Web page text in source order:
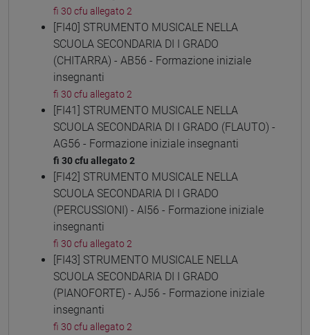
fi 30 cfu allegato 2
[FI40] STRUMENTO MUSICALE NELLA
SCUOLA SECONDARIA DI I GRADO
(CHITARRA) - AB56 - Formazione iniziale
insegnanti
fi 30 cfu allegato 2
[FI41] STRUMENTO MUSICALE NELLA
SCUOLA SECONDARIA DI I GRADO (FLAUTO) -
AG56 - Formazione iniziale insegnanti
fi 30 cfu allegato 2
[FI42] STRUMENTO MUSICALE NELLA
SCUOLA SECONDARIA DI I GRADO
(PERCUSSIONI) - AI56 - Formazione iniziale
insegnanti
fi 30 cfu allegato 2
[FI43] STRUMENTO MUSICALE NELLA
SCUOLA SECONDARIA DI I GRADO
(PIANOFORTE) - AJ56 - Formazione iniziale
insegnanti
fi 30 cfu allegato 2